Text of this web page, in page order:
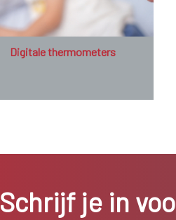
Digitale thermometers
Schrijf je in